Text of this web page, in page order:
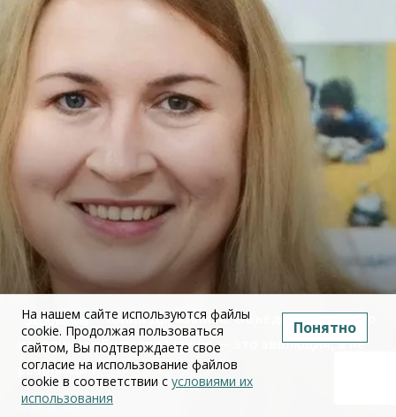
Юлия Дружинина: Объединение ЕГЭ по
истории и обществознанию — это эволюция, а не
революция
02 июля 2026
На нашем сайте используются файлы
cookie. Продолжая пользоваться
сайтом, Вы подтверждаете свое
согласие на использование файлов
cookie в соответствии с условиями их
использования
Понятно